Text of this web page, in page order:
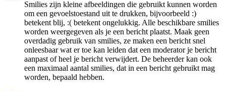
Smilies zijn kleine afbeeldingen die gebruikt kunnen worden
om een gevoelstoestand uit te drukken, bijvoorbeeld :)
betekent blij, :( betekent ongelukkig. Alle beschikbare smilies
worden weergegeven als je een bericht plaatst. Maak geen
overdadig gebruik van smilies, ze maken een bericht snel
onleesbaar wat er toe kan leiden dat een moderator je bericht
aanpast of heel je bericht verwijdert. De beheerder kan ook
een maximaal aantal smilies, dat in een bericht gebruikt mag
worden, bepaald hebben.